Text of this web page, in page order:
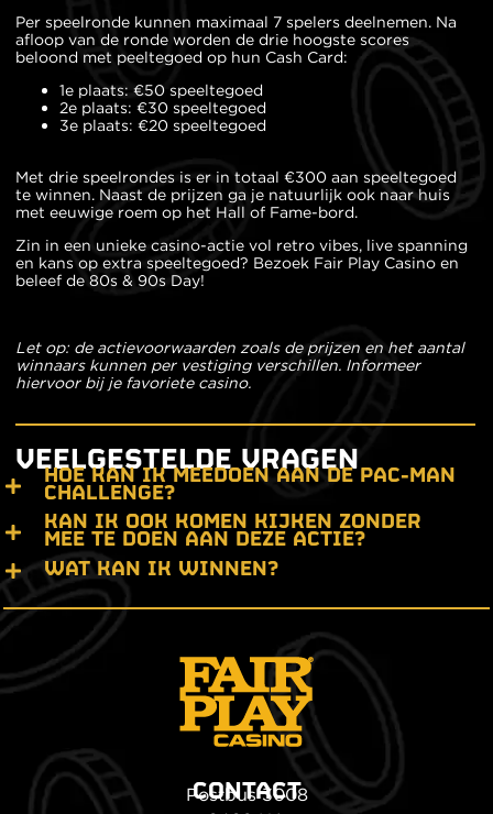
Per speelronde kunnen maximaal 7 spelers deelnemen. Na
afloop van de ronde worden de drie hoogste scores
beloond met peeltegoed op hun Cash Card:
1e plaats: €50 speeltegoed
2e plaats: €30 speeltegoed
3e plaats: €20 speeltegoed
Met drie speelrondes is er in totaal €300 aan speeltegoed
te winnen. Naast de prijzen ga je natuurlijk ook naar huis
met eeuwige roem op het Hall of Fame-bord.
Zin in een unieke casino-actie vol retro vibes, live spanning
en kans op extra speeltegoed? Bezoek Fair Play Casino en
beleef de 80s & 90s Day!
Let op: de actievoorwaarden zoals de prijzen en het aantal
winnaars kunnen per vestiging verschillen. Informeer
hiervoor bij je favoriete casino.
VEELGESTELDE VRAGEN
HOE KAN IK MEEDOEN AAN DE PAC-MAN
CHALLENGE?
KAN IK OOK KOMEN KIJKEN ZONDER
MEE TE DOEN AAN DEZE ACTIE?
WAT KAN IK WINNEN?
CONTACT
Postbus 3008